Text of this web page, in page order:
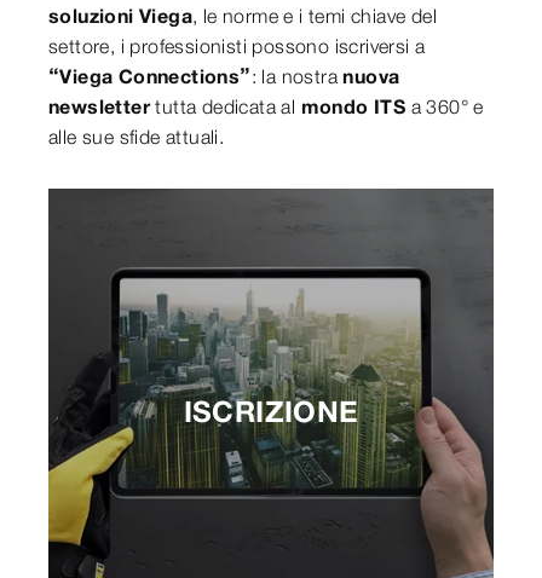
soluzioni Viega, le norme e i temi chiave del
settore, i professionisti possono iscriversi a
“Viega Connections”: la nostranuova
newslettertutta dedicata al mondo ITS a 360° e
alle sue sfide attuali.
ISCRIZIONE